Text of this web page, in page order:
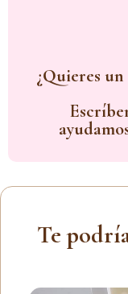
¿Quieres
Te